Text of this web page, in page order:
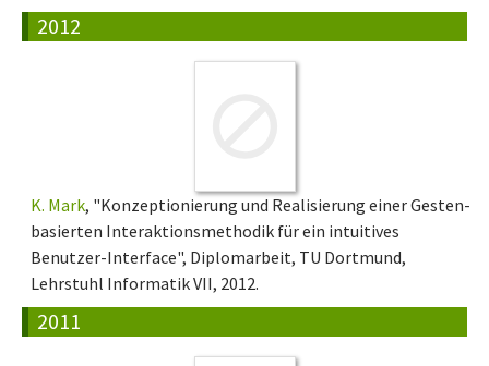
2012
K. Mark, "Konzeptionierung und Realisierung einer Gesten-
basierten Interaktionsmethodik für ein intuitives
Benutzer-Interface", Diplomarbeit, TU Dortmund,
Lehrstuhl Informatik VII, 2012.
2011